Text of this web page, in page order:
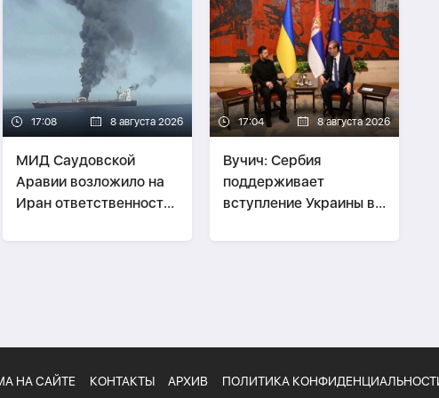
17:08 8 августа 2026
МИД Саудовской
Аравии возложило на
Иран ответственность
17:04 8 августа 2026
Вучич: Сербия
поддерживает
вступление Украины в
НА САЙТЕ КОНТАКТЫ АРХИВ ПОЛИТИКА